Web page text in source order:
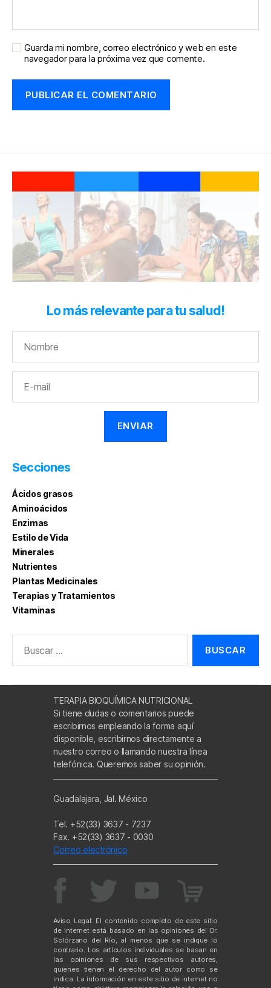
Guarda mi nombre, correo electrónico y web en este
navegador para la próxima vez que comente.
Lo más relevante para tu salud!
Secciones
Ácidos grasos
Aminoácidos
Enzimas
Estilo de Vida
Minerales
Nutrientes
Plantas Medicinales
Terapias y Tratamientos
Vitaminas
TERAPIA BIOQUÍMICA NUTRICIONAL
Si tiene dudas o comentarios puede
escribirnos empleando la forma aquí
disponible, escribirnos directamente a
nuestro correo o llamando nuestra línea
telefónica. Queremos saber su opinión.
Guadalajara, Jal. México
Tel. +52(33) 3637 - 7237
Fax. +52(33) 3637 - 0030
Correo electrónico
Aviso Legal: El contenido completo de este sitio
de internet está basado en las opiniones del Dr.
Solórzano del Río, al menos que se indique lo
contrario. Los artículos individuales se basan en
las opiniones de sus respectivos autores,
quienes tienen el derecho del autor como se
indica. La información en este sitio de internet no